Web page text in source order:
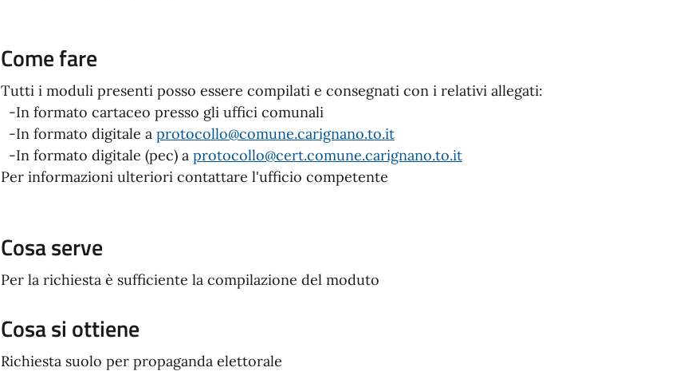
Come fare
Tutti i moduli presenti posso essere compilati e consegnati con i relativi allegati:
-In formato cartaceo presso gli uffici comunali
-In formato digitale a protocollo@comune.carignano.to.it
-In formato digitale (pec) a protocollo@cert.comune.carignano.to.it
Per informazioni ulteriori contattare l'ufficio competente
Cosa serve
Per la richiesta è sufficiente la compilazione del moduto
Cosa si ottiene
Richiesta suolo per propaganda elettorale